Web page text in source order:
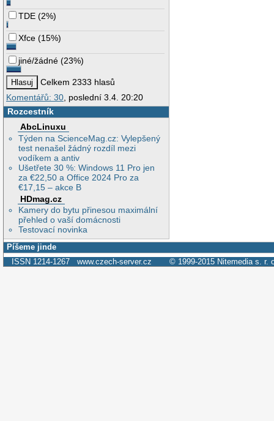
TDE (2%)
Xfce (15%)
jiné/žádné (23%)
Celkem 2333 hlasů
Komentářů: 30, poslední 3.4. 20:20
Rozcestník
AbcLinuxu
Týden na ScienceMag.cz: Vylepšený
test nenašel žádný rozdíl mezi
vodíkem a antiv
Ušetřete 30 %: Windows 11 Pro jen
za €22,50 a Office 2024 Pro za
€17,15 – akce B
HDmag.cz
Kamery do bytu přinesou maximální
přehled o vaší domácnosti
Testovací novinka
Píšeme jinde
ISSN 1214-1267 www.czech-server.cz © 1999-2015 Nitemedia s. r.